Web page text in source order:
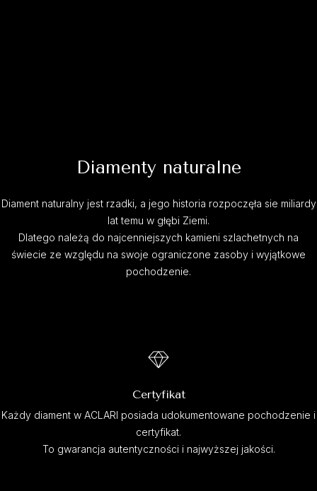
Diamenty naturalne
Diament naturalny jest rzadki, a jego historia rozpoczęła sie miliardy
lat temu w głębi Ziemi.
Dlatego należą do najcenniejszych kamieni szlachetnych na
świecie ze względu na swoje ograniczone zasoby i wyjątkowe
pochodzenie.
Certyfikat
Każdy diament w ACLARI posiada udokumentowane pochodzenie i
certyfikat.
To gwarancja autentyczności i najwyższej jakości.